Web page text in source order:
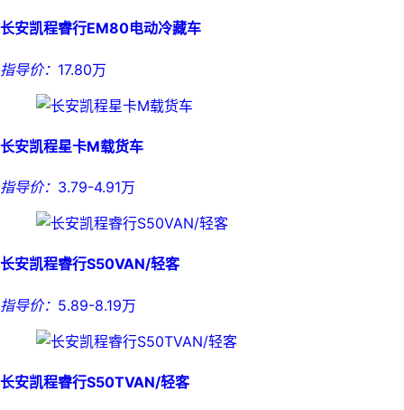
长安凯程睿行EM80电动冷藏车
指导价： 17.80万
长安凯程星卡M载货车
指导价： 3.79-4.91万
长安凯程睿行S50VAN/轻客
指导价： 5.89-8.19万
长安凯程睿行S50TVAN/轻客